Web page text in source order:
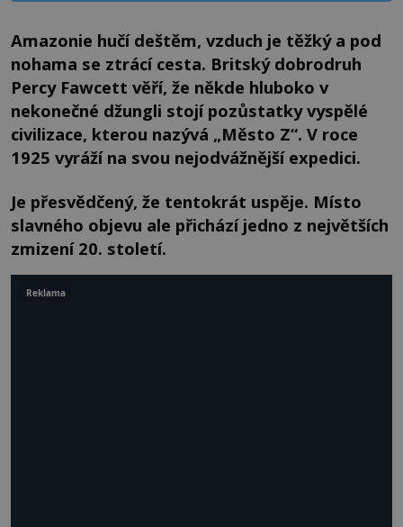
Amazonie hučí deštěm, vzduch je těžký a pod
nohama se ztrácí cesta. Britský dobrodruh
Percy Fawcett věří, že někde hluboko v
nekonečné džungli stojí pozůstatky vyspělé
civilizace, kterou nazývá „Město Z“. V roce
1925 vyráží na svou nejodvážnější expedici.
Je přesvědčený, že tentokrát uspěje. Místo
slavného objevu ale přichází jedno z největších
zmizení 20. století.
Reklama